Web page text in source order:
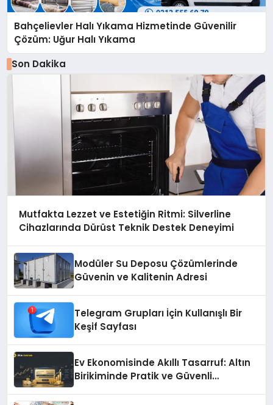
Bahçelievler Halı Yıkama Hizmetinde Güvenilir
Çözüm: Uğur Halı Yıkama
Son Dakika
Mutfakta Lezzet ve Estetiğin Ritmi: Silverline
Cihazlarında Dürüst Teknik Destek Deneyimi
Modüler Su Deposu Çözümlerinde
Güvenin ve Kalitenin Adresi
Telegram Grupları İçin Kullanışlı Bir
Keşif Sayfası
Ev Ekonomisinde Akıllı Tasarruf: Altın
Birikiminde Pratik ve Güvenli